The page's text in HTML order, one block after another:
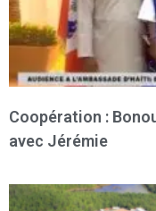
Coopération :
avec Jérémie